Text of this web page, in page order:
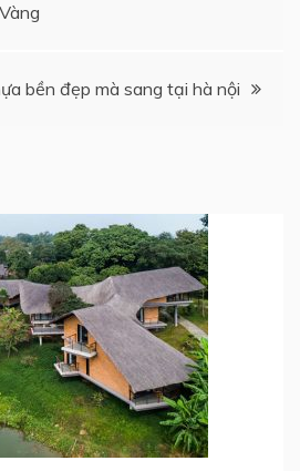
bền đẹp mà sang tại hà nội